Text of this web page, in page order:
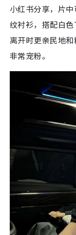
小红书分享，片
纹衬衫，搭配白
离开时更亲民地和
非常宠粉。